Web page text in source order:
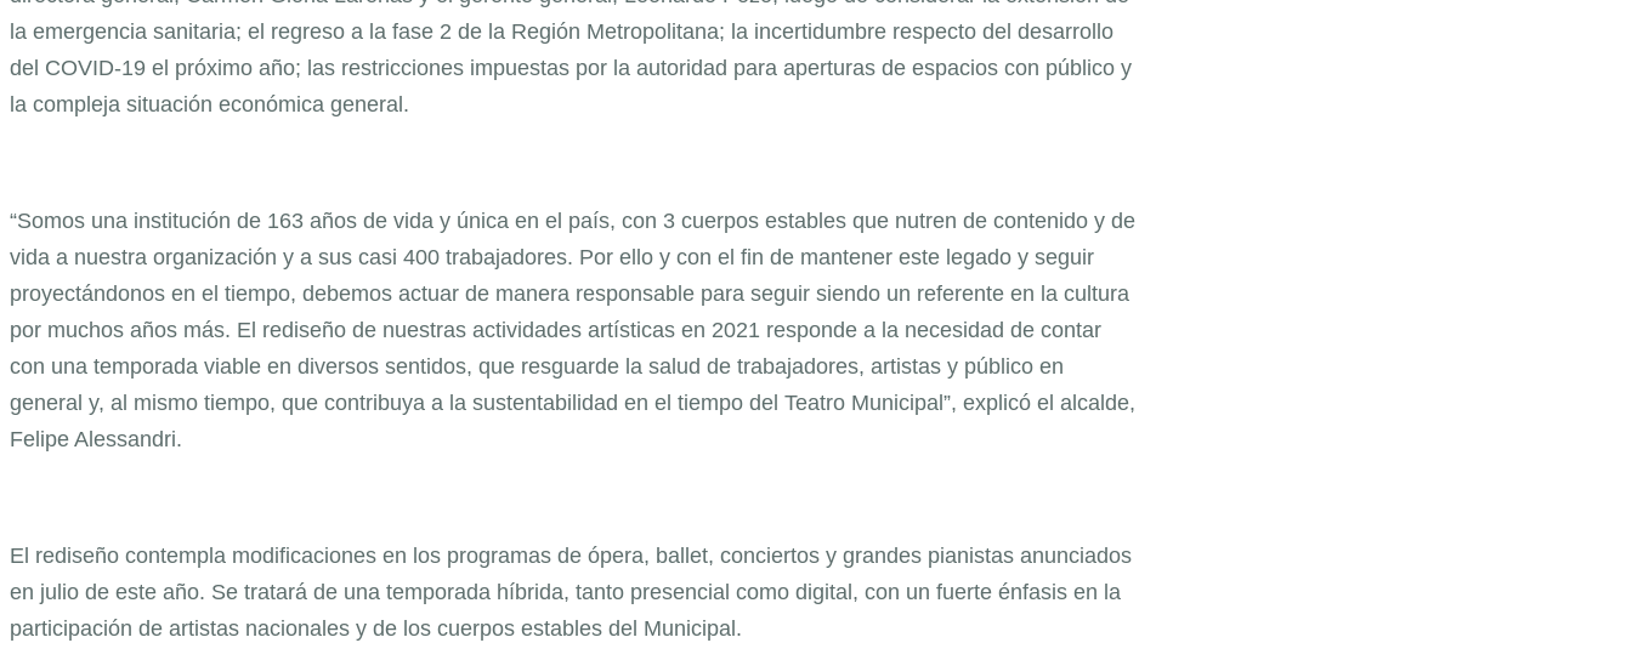
la emergencia sanitaria; el regreso a la fase 2 de la Región Metropolitana; la incertidumbre respecto del desarrollo
del COVID-19 el próximo año; las restricciones impuestas por la autoridad para aperturas de espacios con público y
la compleja situación económica general.
“Somos una institución de 163 años de vida y única en el país, con 3 cuerpos estables que nutren de contenido y de
vida a nuestra organización y a sus casi 400 trabajadores. Por ello y con el fin de mantener este legado y seguir
proyectándonos en el tiempo, debemos actuar de manera responsable para seguir siendo un referente en la cultura
por muchos años más. El rediseño de nuestras actividades artísticas en 2021 responde a la necesidad de contar
con una temporada viable en diversos sentidos, que resguarde la salud de trabajadores, artistas y público en
general y, al mismo tiempo, que contribuya a la sustentabilidad en el tiempo del Teatro Municipal”, explicó el alcalde,
Felipe Alessandri.
El rediseño contempla modificaciones en los programas de ópera, ballet, conciertos y grandes pianistas anunciados
en julio de este año. Se tratará de una temporada híbrida, tanto presencial como digital, con un fuerte énfasis en la
participación de artistas nacionales y de los cuerpos estables del Municipal.